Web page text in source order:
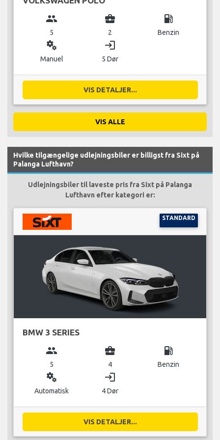
group
5
business_center
2
local_gas_station
Benzin
miscellaneous_services
Manuel
login
5 Dør
VIS DETALJER...
VIS ALLE
Hvilke tilgængelige udlejningsbiler er billigst fra Sixt på
Palanga Lufthavn?
Udlejningsbiler til laveste pris fra Sixt på Palanga
Lufthavn efter kategori er:
STANDARD
BMW 3 SERIES
group
5
business_center
4
local_gas_station
Benzin
miscellaneous_services
Automatisk
login
4 Dør
VIS DETALJER...